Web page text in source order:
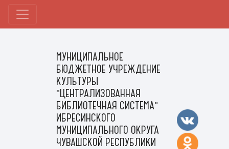
МУНИЦИПАЛЬНОЕ
БЮДЖЕТНОЕ УЧРЕЖДЕНИЕ
КУЛЬТУРЫ
"ЦЕНТРАЛИЗОВАННАЯ
БИБЛИОТЕЧНАЯ СИСТЕМА"
ИБРЕСИНСКОГО
МУНИЦИПАЛЬНОГО ОКРУГА
ЧУВАШСКОЙ РЕСПУБЛИКИ